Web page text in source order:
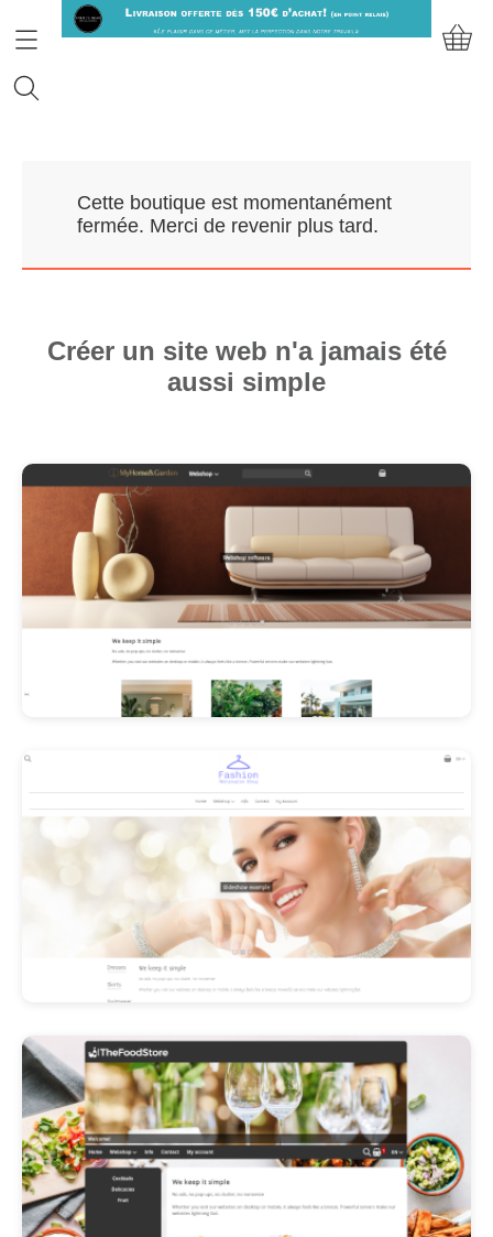
Prendre RDV
Nos Marques
Contact
E-Boutique
Les Promos!
Polishangel Belgium
Cette boutique est momentanément
fermée. Merci de revenir plus tard.
Créer un site web n'a jamais été
aussi simple